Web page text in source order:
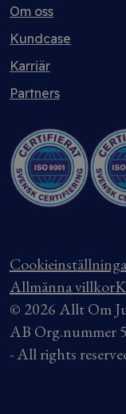
Om oss
Kundcase
Karriär
Partners
Allmänna villkor
© 2026 Allt Om
AB Org.nummer
- All rights